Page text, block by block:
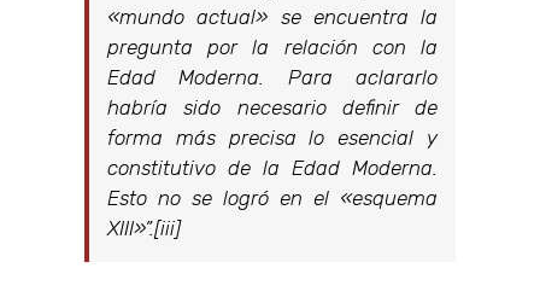
«mundo actual» se encuentra la
pregunta por la relación con la
Edad Moderna. Para aclararlo
habría sido necesario definir de
forma más precisa lo esencial y
constitutivo de la Edad Moderna.
Esto no se logró en el «esquema
XIII»”.[iii]